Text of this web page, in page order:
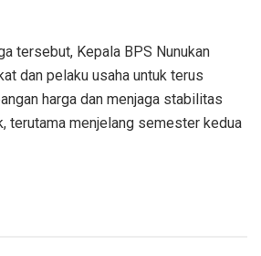
tersebut, Kepala BPS Nunukan
dan pelaku usaha untuk terus
harga dan menjaga stabilitas
terutama menjelang semester kedua